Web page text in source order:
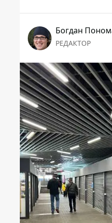
Богдан
РЕДАКТОР